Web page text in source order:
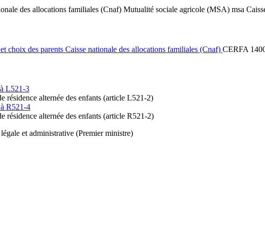
des allocations familiales (Cnaf) Mutualité sociale agricole (MSA) msa
choix des parents Caisse nationale des allocations familiales (Cnaf) CERFA
L521-3
résidence alternée des enfants (article L521-2)
R521-4
résidence alternée des enfants (article R521-2)
et administrative (Premier ministre)